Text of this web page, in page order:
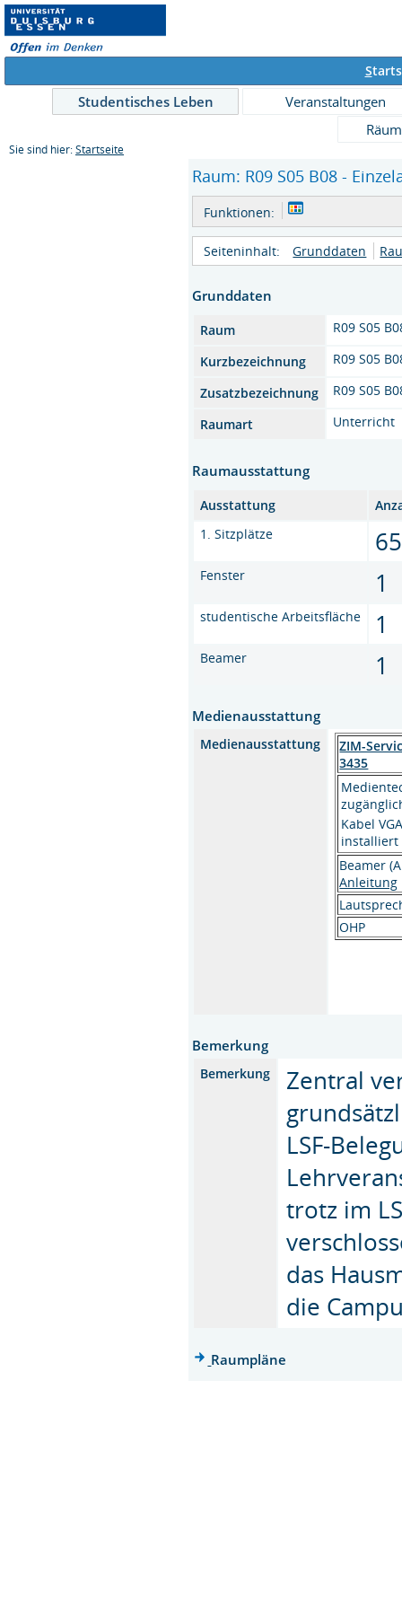
S
Studentisches Leben
Veranstaltungen
Sie sind hier: Startseite
Raum: R09 S05 B08 -
Funktionen:
Seiteninhalt: Grunddaten
Grunddaten
Raum
R09 S05
Kurzbezeichnung
R09 S05
Zusatzbezeichnung
R09 S05
Raumart
Unterricht
Raumausstattung
Ausstattung
1. Sitzplätze
65
Fenster 1
studentische Arbeitsfläche 1
Beamer 1
Medienausstattung
Medienausstattung
ZIM-
3435
Kabel
installiert
Beamer
Anleitung
OHP
Bemerkung
Bemerkung
Zentral
LSF-
trotz im
das
die
Raumpläne